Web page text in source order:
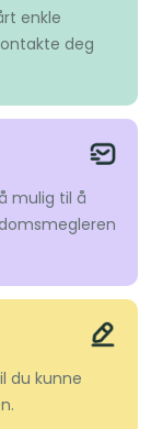
enkle
deg
mulig til å
du kunne